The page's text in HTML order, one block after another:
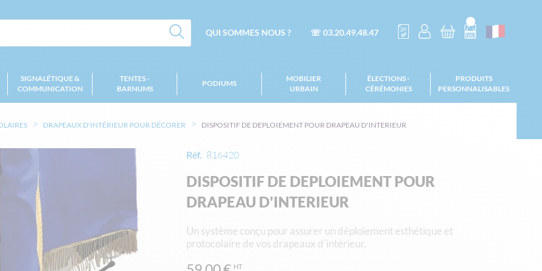
QUI SOMMES NOUS ? ☏ 03.20.49.48.47
SIGNALÉTIQUE &
COMMUNICATION
TENTES -
BARNUMS
PODIUMS
MOBILIER
URBAIN
ÉLECTIONS -
CÉRÉMONIES
PRODUITS
PERSONNALISABLES
DRAPEAUX D'INTÉRIEUR POUR DÉCORER DISPOSITIF DE DEPLOIEMENT POUR DRAPEAU D'INTERIEUR
Réf. 816420
DISPOSITIF DE DEPLOIEMENT POUR
DRAPEAU D'INTERIEUR
Un système conçu pour assurer un déploiement esthétique et
protocolaire de vos drapeaux d'intérieur.